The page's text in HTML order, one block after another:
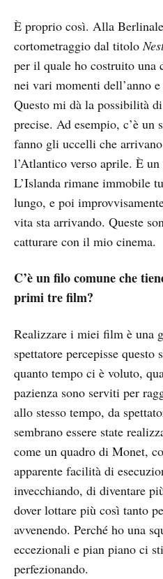
È proprio così. Alla
cortometraggio dal titolo
per il quale ho costruito una
nei vari momenti dell’anno
Questo mi dà la possibilità
precise. Ad esempio, c’è un
fanno gli uccelli che
l’Atlantico verso aprile. È
L’Islanda rimane immobile
lungo, e poi
vita sta arrivando. Queste
catturare con il mio cinema.
C’è un filo comune che
primi tre film?
Realizzare i miei film è una
spettatore percepisse
quanto tempo ci è voluto,
pazienza sono serviti per
allo stesso tempo, da
sembrano essere state
come un quadro di Monet,
apparente facilità di
invecchiando, di diventare
dover lottare più così tanto
avvenendo. Perché ho una
eccezionali e pian piano ci
perfezionando.